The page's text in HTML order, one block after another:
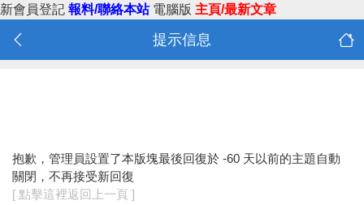
新會員登記 報料/聯絡本站 電腦版 主頁/最新文章
提示信息
抱歉，管理員設置了本版塊最後回復於 -60 天以前的主題自動
關閉，不再接受新回復
[ 點擊這裡返回上一頁 ]